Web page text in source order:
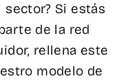
Si estás
de la red
rellena este
modelo de